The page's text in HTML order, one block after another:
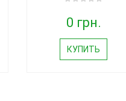
0 грн.
КУПИТЬ